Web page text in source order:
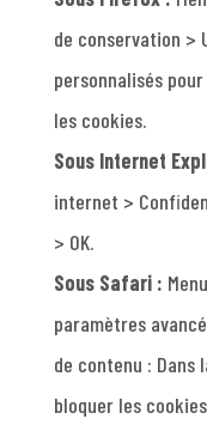
de conservation >
personnalisés
les cookies.
Sous Internet
internet >
> OK.
Sous Safari :
paramètres
de contenu : Dans
bloquer les